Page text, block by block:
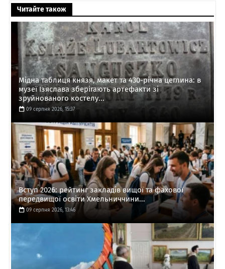
Читайте також
Мідна таблиця князя, макет та 430-річна цеглина: в
музеї Ізяслава зберігають артефакти зі
зруйнованого костелу...
09 серпня 2026, 15:37
Вступ 2026: рейтинг закладів вищої та фахової
передвищої освіти Хмельниччини...
09 серпня 2026, 13:46